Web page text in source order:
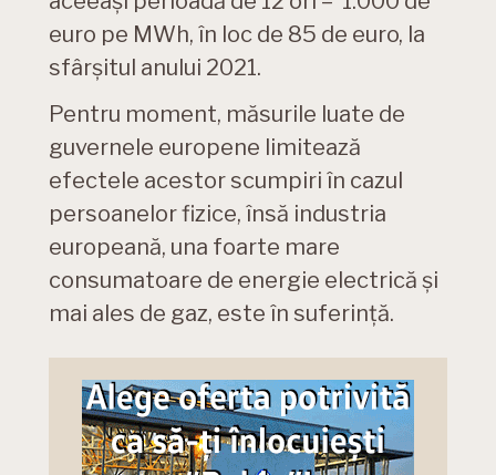
euro pe MWh, în loc de 85 de euro, la
sfârșitul anului 2021.
Pentru moment, măsurile luate de
guvernele europene limitează
efectele acestor scumpiri în cazul
persoanelor fizice, însă industria
europeană, una foarte mare
consumatoare de energie electrică și
mai ales de gaz, este în suferință.